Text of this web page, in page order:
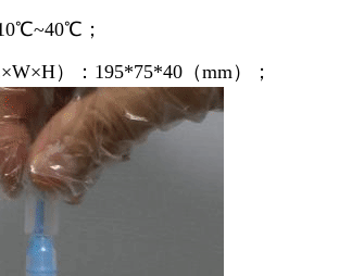
；
）：195*75*40（mm）；